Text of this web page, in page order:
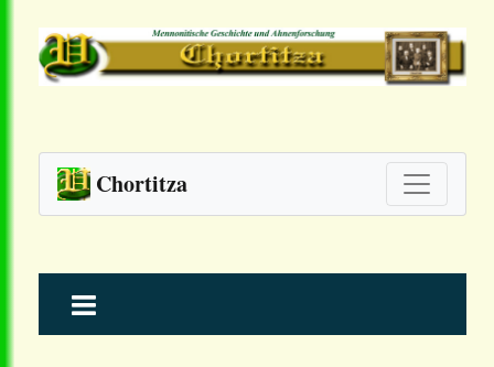
Chortitza
to